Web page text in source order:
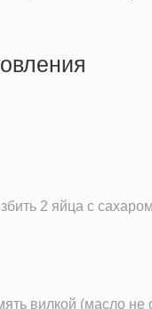
2 яйца с
вилкой (масло